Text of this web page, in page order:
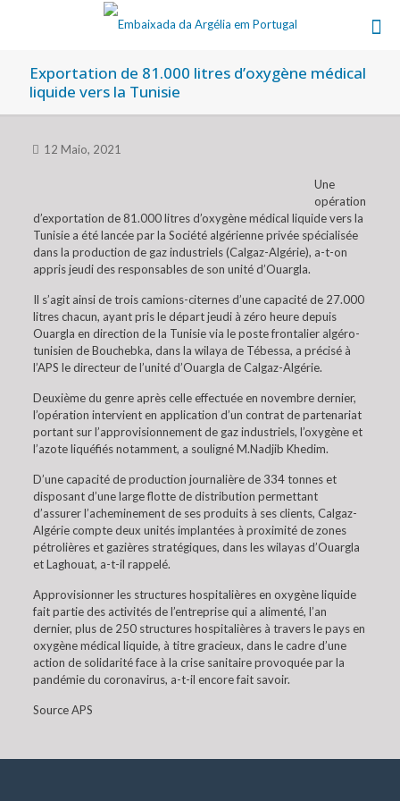
Exportation de 81.000 litres d’oxygène médical
liquide vers la Tunisie
12 Maio, 2021
Une
opération
d’exportation de 81.000 litres d’oxygène médical liquide vers la
Tunisie a été lancée par la Société algérienne privée spécialisée
dans la production de gaz industriels (Calgaz-Algérie), a-t-on
appris jeudi des responsables de son unité d’Ouargla.
Il s’agit ainsi de trois camions-citernes d’une capacité de 27.000
litres chacun, ayant pris le départ jeudi à zéro heure depuis
Ouargla en direction de la Tunisie via le poste frontalier algéro-
tunisien de Bouchebka, dans la wilaya de Tébessa, a précisé à
l’APS le directeur de l’unité d’Ouargla de Calgaz-Algérie.
Deuxième du genre après celle effectuée en novembre dernier,
l’opération intervient en application d’un contrat de partenariat
portant sur l’approvisionnement de gaz industriels, l’oxygène et
l’azote liquéfiés notamment, a souligné M.Nadjib Khedim.
D’une capacité de production journalière de 334 tonnes et
disposant d’une large flotte de distribution permettant
d’assurer l’acheminement de ses produits à ses clients, Calgaz-
Algérie compte deux unités implantées à proximité de zones
pétrolières et gazières stratégiques, dans les wilayas d’Ouargla
et Laghouat, a-t-il rappelé.
Approvisionner les structures hospitalières en oxygène liquide
fait partie des activités de l’entreprise qui a alimenté, l’an
dernier, plus de 250 structures hospitalières à travers le pays en
oxygène médical liquide, à titre gracieux, dans le cadre d’une
action de solidarité face à la crise sanitaire provoquée par la
pandémie du coronavirus, a-t-il encore fait savoir.
Source APS